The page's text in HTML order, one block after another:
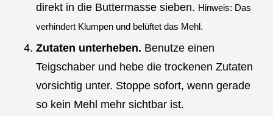
direkt in die Buttermasse sieben. Hinweis: Das
verhindert Klumpen und belüftet das Mehl.
Zutaten unterheben. Benutze einen
Teigschaber und hebe die trockenen Zutaten
vorsichtig unter. Stoppe sofort, wenn gerade
so kein Mehl mehr sichtbar ist.